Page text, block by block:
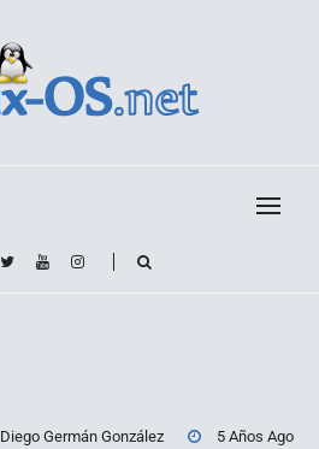
Diego Germán González 5 Años Ago